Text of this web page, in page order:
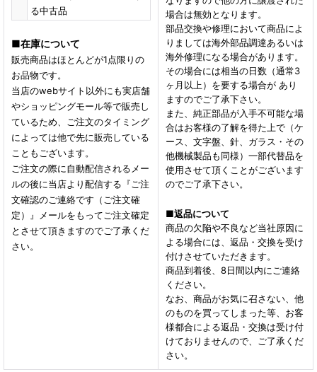
る中古品
■在庫について
販売商品はほとんどが1点限りの
お品物です。
当店のwebサイト以外にも実店舗
やショッピングモール等で販売し
ているため、ご注文のタイミング
によっては他で先に販売している
こともございます。
ご注文の際に自動配信されるメー
ルの後に当店より配信する『ご注
文確認のご連絡です（ご注文確
定）』メールをもってご注文確定
とさせて頂きますのでご了承くだ
さい。
場合は無効となります。
部品交換や修理において商品によ
りましては海外部品調達あるいは
海外修理になる場合があります。
その場合には相当の日数（通常3
ヶ月以上）を要する場合が あり
ますのでご了承下さい。
また、純正部品が入手不可能な場
合はお客様の了解を得た上で（ケ
ース、文字盤、針、ガラス・その
他機械製品も同様）一部代替品を
使用させて頂くことがございます
のでご了承下さい。
■返品について
商品の欠陥や不良など当社原因に
よる場合には、返品・交換を受け
付けさせていただきます。
商品到着後、8日間以内にご連絡
ください。
なお、商品がお気に召さない、他
のものを買ってしまった等、お客
様都合による返品・交換は受け付
けておりませんので、ご了承くだ
さい。